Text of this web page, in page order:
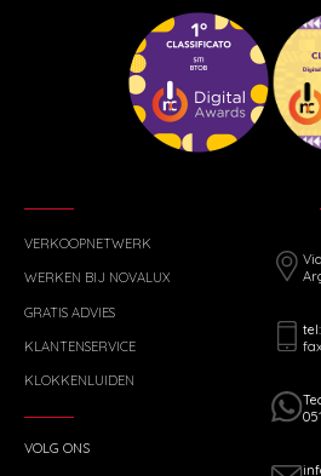
VERKOOPNETWERK
WERKEN BIJ NOVALUX
GRATIS ADVIES
KLANTENSERVICE
KLOKKENLUIDEN
VOLG ONS